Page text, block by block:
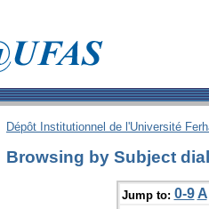
Dépôt Institutionnel de l'Université
Browsing by Subject
Jump to: 0-9 A